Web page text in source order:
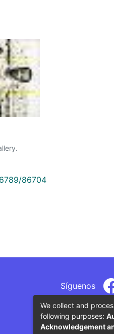
86704
Síguenos
We collect and
following purposes:
Acknowledgement